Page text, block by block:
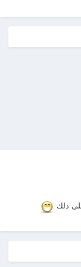
ذلك